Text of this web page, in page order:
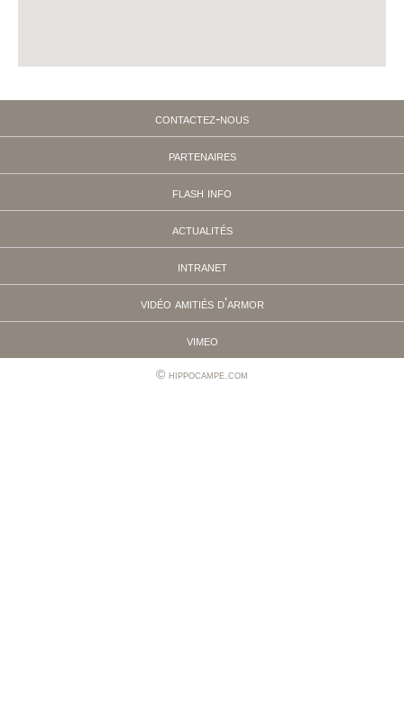
contactez-nous
partenaires
flash info
actualités
intranet
vidéo amitiés d'armor
vimeo
hippocampe.com